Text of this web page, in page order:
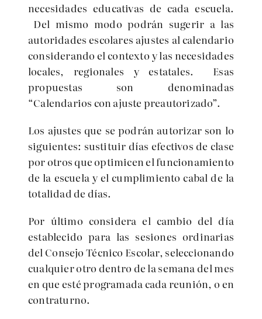
necesidades educativas de cada escuela.
Del mismo modo podrán sugerir a las
autoridades escolares ajustes al calendario
considerando el contexto y las necesidades
locales, regionales y estatales. Esas
propuestas son denominadas
“Calendarios con ajuste preautorizado”.
Los ajustes que se podrán autorizar son lo
siguientes: sustituir días efectivos de clase
por otros que optimicen el funcionamiento
de la escuela y el cumplimiento cabal de la
totalidad de días.
Por último considera el cambio del día
establecido para las sesiones ordinarias
del Consejo Técnico Escolar, seleccionando
cualquier otro dentro de la semana del mes
en que esté programada cada reunión, o en
contraturno.